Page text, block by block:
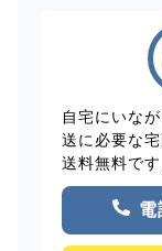
自宅にいな
送に必要な
送料無料です
電